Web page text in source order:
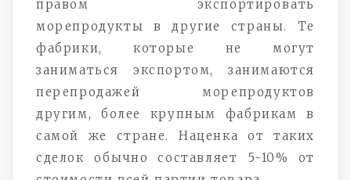
правом экспортировать
морепродукты в другие страны. Те
фабрики, которые не могут
заниматься экспортом, занимаются
перепродажей морепродуктов
другим, более крупным фабрикам в
самой же стране. Наценка от таких
сделок обычно составляет 5-10% от